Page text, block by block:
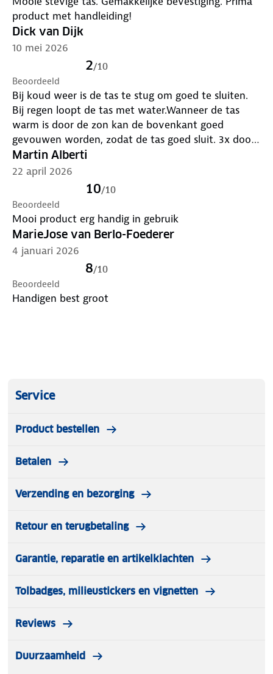
product met handleiding!
Dick van Dijk
10 mei 2026
2/10
Beoordeeld
Bij koud weer is de tas te stug om goed te sluiten.
Bij regen loopt de tas met water.Wanneer de tas
warm is door de zon kan de bovenkant goed
gevouwen worden, zodat de tas goed sluit. 3x door
de sugheid tussen de spaken gekomen. Snel naat de
fietsenwinkel en een nieuwe tas gekocht van beter
materilaal en € slechts 10,- duurder.
Martin Alberti
22 april 2026
10/10
Beoordeeld
Mooi product erg handig in gebruik
MarieJose van Berlo-Foederer
4 januari 2026
8/10
Beoordeeld
Handigen best groot
Service
Product bestellen
Betalen
Verzending en bezorging
Retour en terugbetaling
Garantie, reparatie en artikelklachten
Tolbadges, milieustickers en vignetten
Reviews
Duurzaamheid